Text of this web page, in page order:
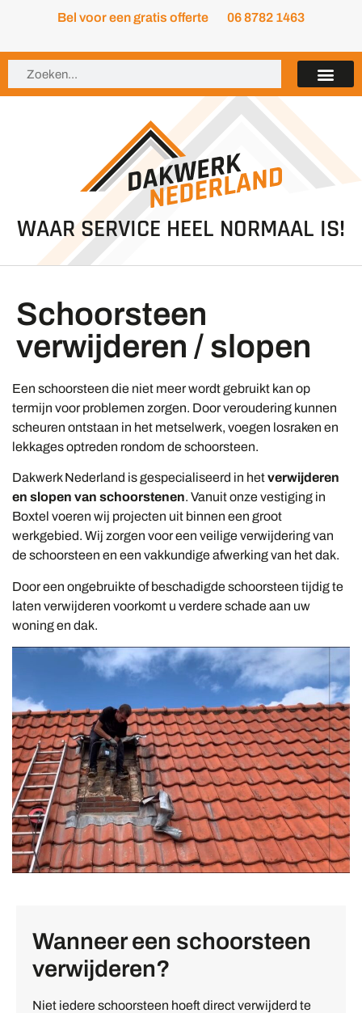
Bel voor een gratis offerte 06 8782 1463
WAAR SERVICE HEEL NORMAAL IS!
Schoorsteen
verwijderen / slopen
Een schoorsteen die niet meer wordt gebruikt kan op
termijn voor problemen zorgen. Door veroudering kunnen
scheuren ontstaan in het metselwerk, voegen losraken en
lekkages optreden rondom de schoorsteen.
Dakwerk Nederland is gespecialiseerd in hetverwijderen
en slopen van schoorstenen. Vanuit onze vestiging in
Boxtel voeren wij projecten uit binnen een groot
werkgebied. Wij zorgen voor een veilige verwijdering van
de schoorsteen en een vakkundige afwerking van het dak.
Door een ongebruikte of beschadigde schoorsteen tijdig te
laten verwijderen voorkomt u verdere schade aan uw
woning en dak.
Wanneer een schoorsteen
verwijderen?
Niet iedere schoorsteen hoeft direct verwijderd te